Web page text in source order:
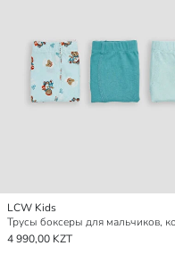
LCW Kids
4 990,00 KZT